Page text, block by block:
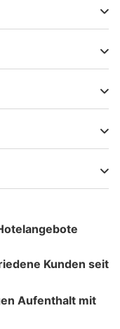
Kunden seit
Aufenthalt mit